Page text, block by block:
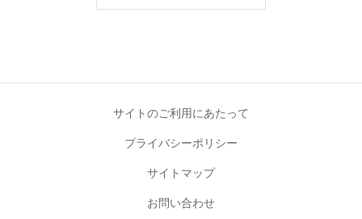
サイトのご利用にあたって
プライバシーポリシー
サイトマップ
お問い合わせ